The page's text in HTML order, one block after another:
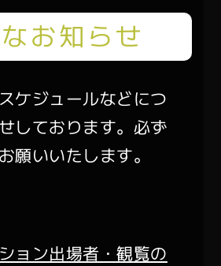
お知らせ
ケジュールなどにつ
しております。必ず
願いいたします。
ョン出場者・観覧の